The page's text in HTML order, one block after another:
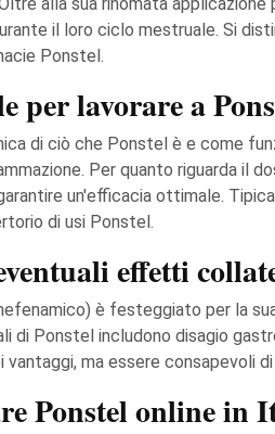
il loro ciclo mestruale. Si
Ponstel.
per lavorare a
di ciò che Ponstel è e come
Per quanto riguarda il
un'efficacia ottimale.
di usi Ponstel.
effetti
è festeggiato per la
Ponstel includono disagio
vantaggi, ma essere
Ponstel online in